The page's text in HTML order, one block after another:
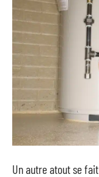
Un autre atout se